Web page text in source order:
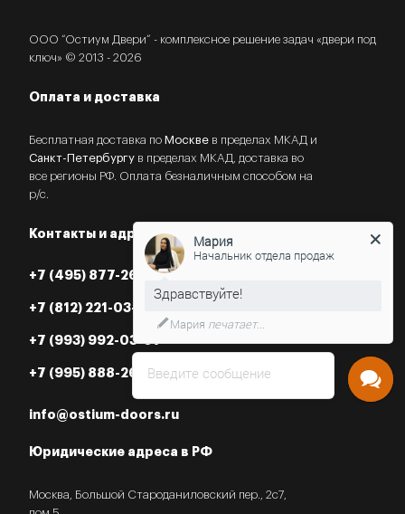
ООО “Остиум Двери” - комплексное решение задач «двери под
ключ» © 2013 - 2026
Оплата и доставка
Бесплатная доставка по Москве в пределах МКАД и
Санкт-Петербургу в пределах МКАД, доставка во
все регионы РФ. Оплата безналичным способом на
р/с.
Контакты и адреса
+7 (495) 877-26-87
+7 (812) 221-03-07
+7 (993) 992-03-07
+7 (995) 888-26-87
info@ostium-doors.ru
Юридические адреса в РФ
Москва, Большой Староданиловский пер., 2с7,
Введите сообщение
Мария
Начальник отдела продаж